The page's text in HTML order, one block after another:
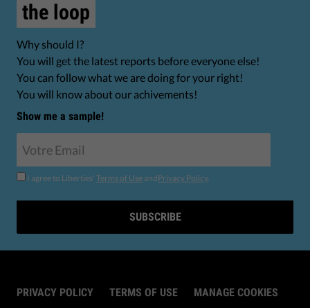
the loop
Why should I?
You will get the latest reports before everyone else!
You can follow what we are doing for your right!
You will know about our achivements!
Show me a sample!
I agree to Liberties' Terms of Use andPrivacy Policy.
SUBSCRIBE
PRIVACY POLICY TERMS OF USE MANAGE COOKIES